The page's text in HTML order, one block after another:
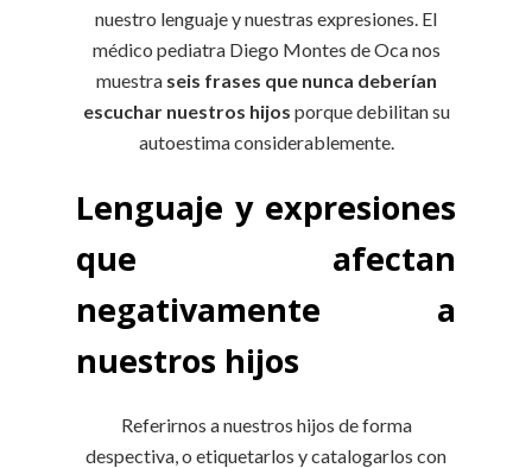
nuestro lenguaje y nuestras expresiones. El
médico pediatra Diego Montes de Oca nos
muestra seis frases que nunca deberían
escuchar nuestros hijos porque debilitan su
autoestima considerablemente.
Lenguaje y expresiones
que afectan
negativamente a
nuestros hijos
Referirnos a nuestros hijos de forma
despectiva, o etiquetarlos y catalogarlos con